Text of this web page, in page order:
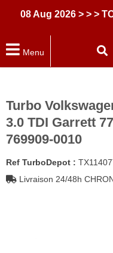
08 Aug 2026 > > >
Menu
Turbo
3.0 TDI Garrett
769909-0010
Ref TurboDepot :
Livraison 24/48h